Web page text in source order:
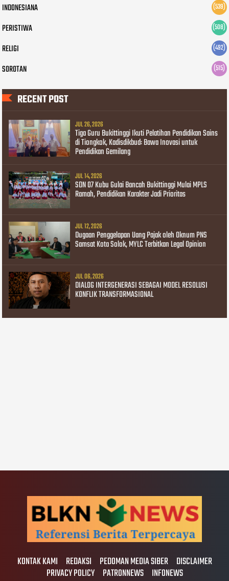
INDONESIANA (539)
PERISTIWA (508)
RELIGI (492)
SOROTAN (515)
RECENT POST
JUL 26, 2026
Tiga Guru Bukittinggi Ikuti Pelatihan Pendidikan Sains
di Tiongkok, Kadisdikbud: Bawa Inovasi untuk
Pendidikan Gemilang
JUL 14, 2026
SDN 07 Kubu Gulai Bancah Bukittinggi Mulai MPLS
Ramah, Pendidikan Karakter Jadi Prioritas
JUL 12, 2026
Dugaan Penggelapan Uang Pajak oleh Oknum PNS
Samsat Kota Solok, MYLC Terbitkan Legal Opinion
JUL 06, 2026
DIALOG INTERGENERASI SEBAGAI MODEL RESOLUSI
KONFLIK TRANSFORMASIONAL
KONTAK KAMI REDAKSI PEDOMAN MEDIA SIBER DISCLAIMER
PRIVACY POLICY PATRONNEWS INFONEWS